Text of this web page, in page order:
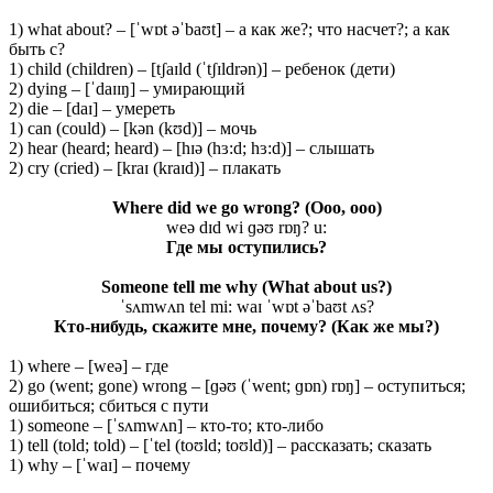
1) what about? – [ˈwɒt əˈbaʊt] – а как же?; что насчет?; а как
быть с?
1) child (children) – [tʃaɪld (ˈtʃɪldrən)] – ребенок (дети)
2) dying – [ˈdaɪɪŋ] – умирающий
2) die – [daɪ] – умереть
1) can (could) – [kən (kʊd)] – мочь
2) hear (heard; heard) – [hɪə (hɜ:d; hɜ:d)] – слышать
2) cry (cried) – [kraɪ (kraɪd)] – плакать
Where did we go wrong? (Ooo, ooo)
weə dɪd wi ɡəʊ rɒŋ? u:
Где мы оступились?
Someone tell me why (What about us?)
ˈsʌmwʌn tel mi: waɪ ˈwɒt əˈbaʊt ʌs?
Кто-нибудь, скажите мне, почему? (Как же мы?)
1) where – [weə] – где
2) go (went; gone) wrong – [ɡəʊ (ˈwent; ɡɒn) rɒŋ] – оступиться;
ошибиться; сбиться с пути
1) someone – [ˈsʌmwʌn] – кто-то; кто-либо
1) tell (told; told) – [ˈtel (toʊld; toʊld)] – рассказать; сказать
1) why – [ˈwaɪ] – почему